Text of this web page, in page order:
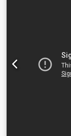
4.500 kg.
Calolziocorte